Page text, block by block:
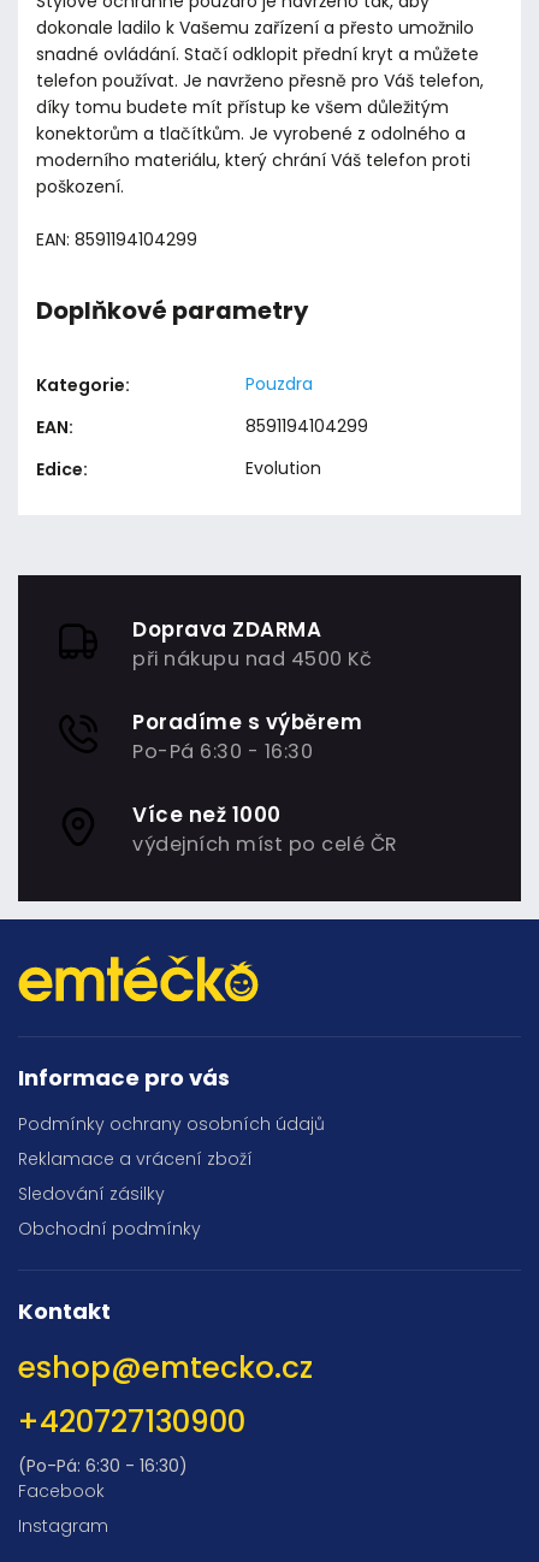
dokonale ladilo k Vašemu zařízení a přesto umožnilo
snadné ovládání. Stačí odklopit přední kryt a můžete
telefon používat. Je navrženo přesně pro Váš telefon,
díky tomu budete mít přístup ke všem důležitým
konektorům a tlačítkům. Je vyrobené z odolného a
moderního materiálu, který chrání Váš telefon proti
poškození.
EAN: 8591194104299
Doplňkové parametry
Kategorie:
Pouzdra
EAN:
8591194104299
Edice: Evolution
Doprava ZDARMA
při nákupu nad 4500 Kč
Poradíme s výběrem
Po-Pá 6:30 - 16:30
Více než 1000
výdejních míst po celé ČR
Informace pro vás
Podmínky ochrany osobních údajů
Reklamace a vrácení zboží
Sledování zásilky
Obchodní podmínky
Kontakt
eshop@emtecko.cz
+420727130900
(Po-Pá: 6:30 - 16:30)
Facebook
Instagram